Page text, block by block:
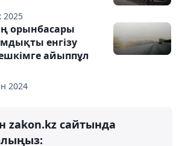
2025
2024
орынбасары
енгізу
айыппұл
zakon.kz сайтында